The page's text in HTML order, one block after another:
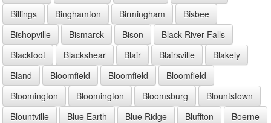
Billings
Binghamton Birmingham
Bisbee
Bishopville
Bismarck Bison
Black River Falls
Blackfoot
Blackshear Blair Blairsville
Blakely
Bland
Bloomfield Bloomfield
Bloomfield
Bloomington
Bloomington Bloomsburg
Blountstown
Blountville
Blue Earth Blue Ridge Bluffton
Boerne